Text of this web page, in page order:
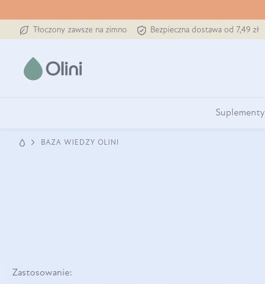
Tłoczony zawsze na zimno Bezpieczna dostawa od 7,49 zł
Suplementy
BAZA WIEDZY OLINI
Zastosowanie: